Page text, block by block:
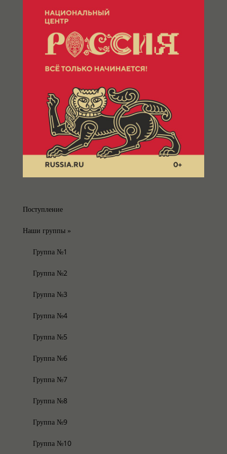
Поступление
Наши группы»
Группа №1
Группа №2
Группа №3
Группа №4
Группа №5
Группа №6
Группа №7
Группа №8
Группа №9
Группа №10